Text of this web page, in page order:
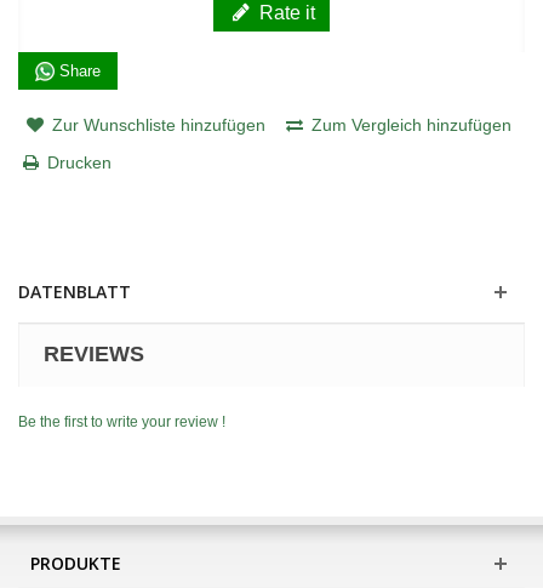
Rate it
Share
Zur Wunschliste hinzufügen
Zum Vergleich hinzufügen
Drucken
DATENBLATT
REVIEWS
Be the first to write your review !
PRODUKTE